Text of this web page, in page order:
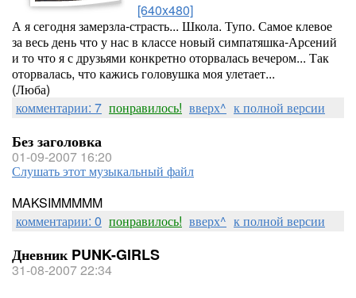
[640x480]
А я сегодня замерзла-страсть... Школа. Тупо. Самое клевое
за весь день что у нас в классе новый симпатяшка-Арсений
и то что я с друзьями конкретно оторвалась вечером... Так
оторвалась, что кажись головушка моя улетает...
(Люба)
комментарии: 7 понравилось! вверх^ к полной версии
Без заголовка
01-09-2007 16:20
Слушать этот музыкальный файл
MAKSIMMMMM
комментарии: 0 понравилось! вверх^ к полной версии
Дневник PUNK-GIRLS
31-08-2007 22:34